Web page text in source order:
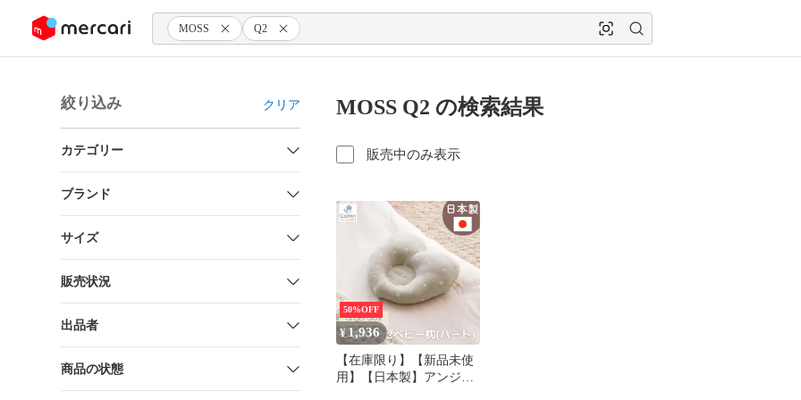
ツにスキップ MOSS Q2
絞り込み クリア
カテゴリー
ブランド
サイズ
販売状況
出品者
商品の状態
MOSS Q2 の検索結果
販売中のみ表示
50%OFF
¥1,936
【在庫限り】【新品未使
用】【日本製】アンジェ